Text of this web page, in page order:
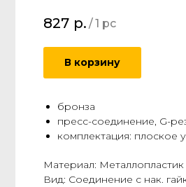
827 р. /1 pc
В корзину
бронза
пресс-соединение, G-
комплектация: плоское
Материал: Металлопластик
Вид: Соединение с нак.